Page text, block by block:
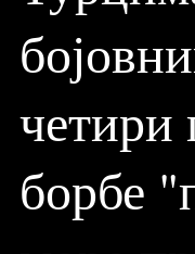
четири
борбе